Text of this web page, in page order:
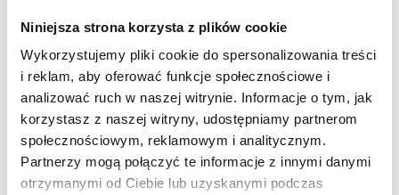
Niniejsza strona korzysta z plików cookie
Wykorzystujemy pliki cookie do spersonalizowania treści
i reklam, aby oferować funkcje społecznościowe i
analizować ruch w naszej witrynie. Informacje o tym, jak
korzystasz z naszej witryny, udostępniamy partnerom
społecznościowym, reklamowym i analitycznym.
Partnerzy mogą połączyć te informacje z innymi danymi
otrzymanymi od Ciebie lub uzyskanymi podczas
firmie!
Nie przegap okazji! Skorzystaj z naszej promocji
-15% obowiązującej do 31 grudnia 2025 roku i
otwórz nowe możliwości w swojej karierze
zawodowej!